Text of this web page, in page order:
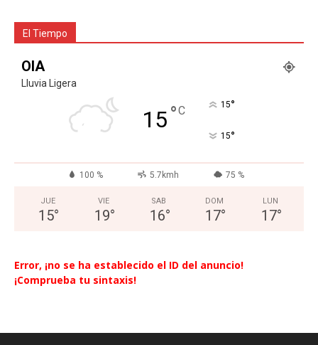
El Tiempo
OIA
Lluvia Ligera
15°C 15°
15°
100 % 5.7kmh 75 %
JUE
15°
VIE
19°
SAB
16°
DOM
17°
LUN
17°
Error, ¡no se ha establecido el ID del anuncio!
¡Comprueba tu sintaxis!